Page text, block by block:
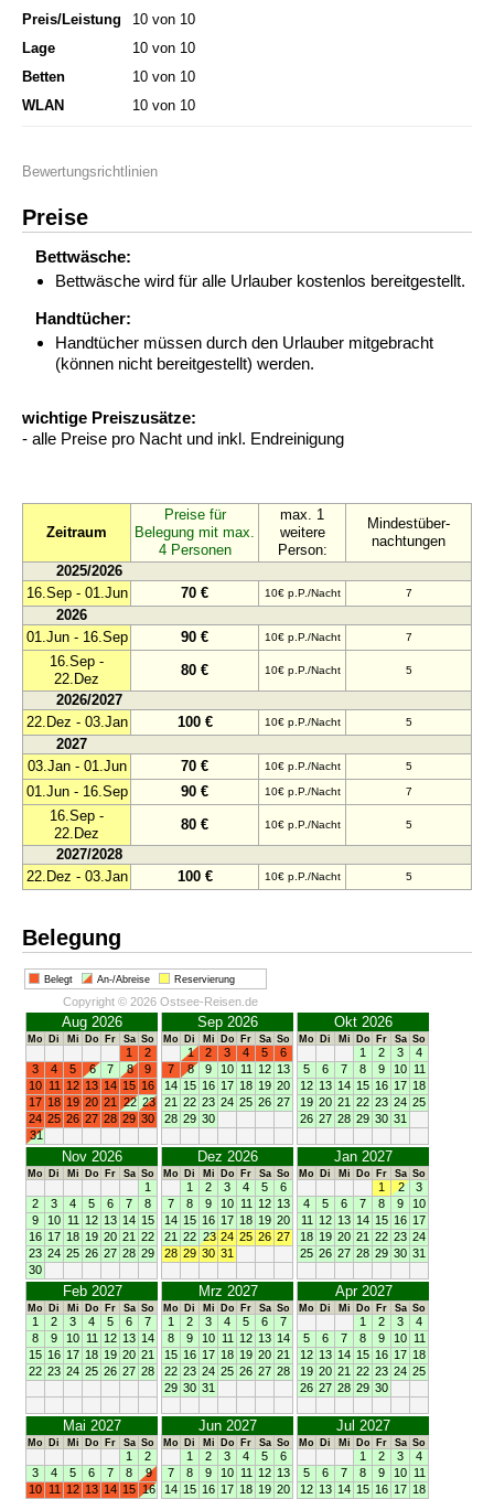
Preis/Leistung
10 von 10
Lage
10 von 10
Betten
10 von 10
WLAN
10 von 10
Bewertungsrichtlinien
Preise
Bettwäsche:
Bettwäsche wird für alle Urlauber kostenlos bereitgestellt.
Handtücher:
Handtücher müssen durch den Urlauber mitgebracht
(können nicht bereitgestellt) werden.
wichtige Preiszusätze:
- alle Preise pro Nacht und inkl. Endreinigung
Zeitraum
Preise für
Belegung mit max.
4 Personen
max. 1
weitere
Person:
Mindestüber-
nachtungen
2025/2026
16.Sep - 01.Jun
70 € 10€ p.P./Nacht 7
2026
01.Jun - 16.Sep
90 € 10€ p.P./Nacht 7
16.Sep -
22.Dez
80 € 10€ p.P./Nacht 5
2026/2027
22.Dez - 03.Jan
100 € 10€ p.P./Nacht 5
2027
03.Jan - 01.Jun
70 € 10€ p.P./Nacht 5
01.Jun - 16.Sep 90 € 10€ p.P./Nacht 7
16.Sep -
22.Dez
80 € 10€ p.P./Nacht 5
2027/2028
22.Dez - 03.Jan
100 € 10€ p.P./Nacht 5
Belegung
Belegt An-/Abreise Reservierung
Copyright © 2026 Ostsee-Reisen.de
Aug 2026
Mo Di Mi Do Fr Sa So
1
2
3
4 5 6 7 8
9
10 11 12 13 14 15 16
17 18 19 20 21 22 23
24 25 26 27 28 29 30
31
Sep 2026
Mo Di Mi Do Fr Sa So
1 2 3 4 5
6
7
8 9 10 11 12 13
14 15 16 17 18 19 20
21 22 23 24 25 26 27
28 29 30
Okt 2026
Mo Di Mi Do Fr Sa So
1 2 3
4
5
6 7 8 9 10 11
12 13 14 15 16 17 18
19 20 21 22 23 24 25
26 27 28 29 30 31
Nov 2026
Mo Di Mi Do Fr Sa So
1
2
3 4 5 6 7
8
9
10 11 12 13 14 15
16 17 18 19 20 21 22
23 24 25 26 27 28 29
30
Dez 2026
Mo Di Mi Do Fr Sa So
1 2 3 4 5
6
7
8 9 10 11 12 13
14 15 16 17 18 19 20
21 22 23 24 25 26 27
28 29 30 31
Jan 2027
Mo Di Mi Do Fr Sa So
1 2
3
4
5 6 7 8 9
10
11
12 13 14 15 16 17
18 19 20 21 22 23 24
25 26 27 28 29 30 31
Feb 2027
Mo Di Mi Do Fr Sa So
1 2 3 4 5 6
7
8
9 10 11 12 13 14
15 16 17 18 19 20 21
22 23 24 25 26 27 28
Mrz 2027
Mo Di Mi Do Fr Sa So
1 2 3 4 5 6
7
8
9 10 11 12 13 14
15 16 17 18 19 20 21
22 23 24 25 26 27 28
29 30 31
Apr 2027
Mo Di Mi Do Fr Sa So
1 2 3
4
5
6 7 8 9 10 11
12 13 14 15 16 17 18
19 20 21 22 23 24 25
26 27 28 29 30
Mai 2027
Mo Di Mi Do Fr Sa So
1
2
3
4 5 6 7 8
9
10 11 12 13 14 15 16
Jun 2027
Mo Di Mi Do Fr Sa So
1 2 3 4 5
6
7
8 9 10 11 12 13
14 15 16 17 18 19 20
Jul 2027
Mo Di Mi Do Fr Sa So
1 2 3
4
5
6 7 8 9 10 11
12 13 14 15 16 17 18